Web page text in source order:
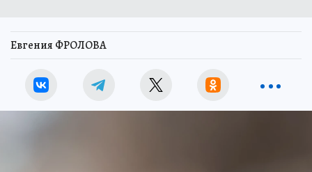
Евгения ФРОЛОВА